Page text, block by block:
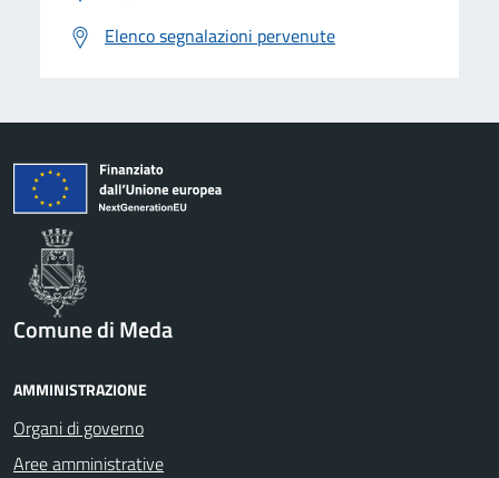
Elenco segnalazioni pervenute
Comune di Meda
AMMINISTRAZIONE
Organi di governo
Aree amministrative